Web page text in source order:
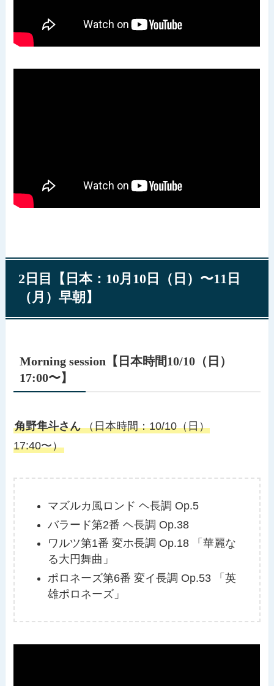
2日目【日本：10月10日（日）〜11日
（月）早朝】
Morning session【日本時間10/10（日）
17:00〜】
角野隼斗さん （日本時間：10/10（日）
17:40〜）
マズルカ風ロンド ヘ長調 Op.5
バラード第2番 ヘ長調 Op.38
ワルツ第1番 変ホ長調 Op.18 「華麗な
る大円舞曲」
ポロネーズ第6番 変イ長調 Op.53 「英
雄ポロネーズ」